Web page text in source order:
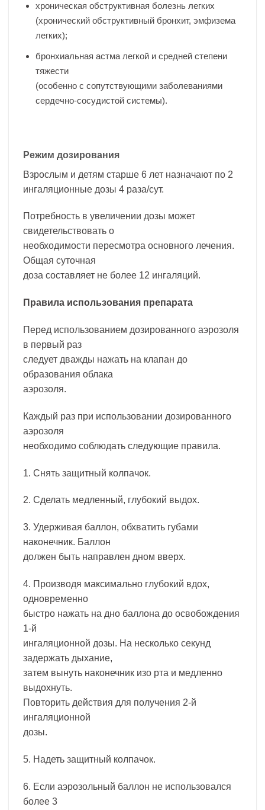
хроническая обструктивная болезнь легких
(хронический обструктивный бронхит, эмфизема
легких);
бронхиальная астма легкой и средней степени
тяжести
(особенно с сопутствующими заболеваниями
сердечно-сосудистой системы).
Режим дозирования
Взрослым и детям старше 6 лет назначают по 2
ингаляционные дозы 4 раза/сут.
Потребность в увеличении дозы может
свидетельствовать о
необходимости пересмотра основного лечения.
Общая суточная
доза составляет не более 12 ингаляций.
Правила использования препарата
Перед использованием дозированного аэрозоля
в первый раз
следует дважды нажать на клапан до
образования облака
аэрозоля.
Каждый раз при использовании дозированного
аэрозоля
необходимо соблюдать следующие правила.
1. Снять защитный колпачок.
2. Сделать медленный, глубокий выдох.
3. Удерживая баллон, обхватить губами
наконечник. Баллон
должен быть направлен дном вверх.
4. Производя максимально глубокий вдох,
одновременно
быстро нажать на дно баллона до освобождения
1-й
ингаляционной дозы. На несколько секунд
задержать дыхание,
затем вынуть наконечник изо рта и медленно
выдохнуть.
Повторить действия для получения 2-й
ингаляционной
дозы.
5. Надеть защитный колпачок.
6. Если аэрозольный баллон не использовался
более 3